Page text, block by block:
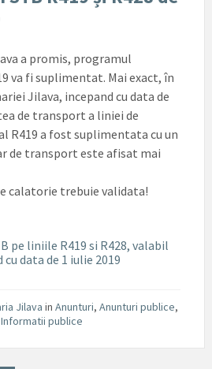
a promis, programul
va fi suplimentat. Mai exact, în
Jilava, incepand cu data de
de transport a liniei de
R419 a fost suplimentata cu un
de transport este afisat mai
calatorie trebuie validata!
pe liniile R419 si R428, valabil
cu data de 1 iulie 2019
Jilava in Anunturi, Anunturi publice,
Informatii publice